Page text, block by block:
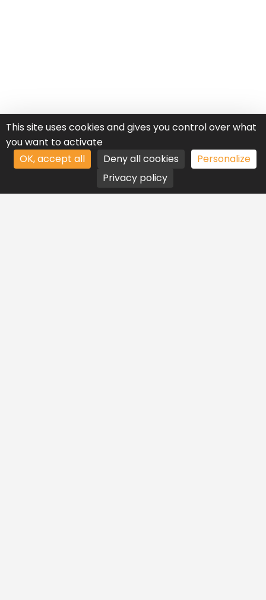
This site uses cookies and gives you control over what
you want to activate
OK, accept all
Deny all cookies
Personalize
Privacy policy